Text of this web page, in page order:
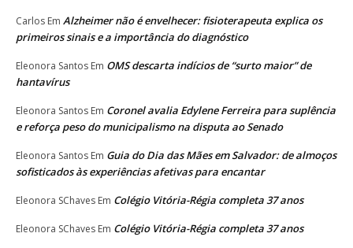
Carlos Em Alzheimer não é envelhecer: fisioterapeuta explica os
primeiros sinais e a importância do diagnóstico
Eleonora Santos Em OMS descarta indícios de “surto maior” de
hantavírus
Eleonora Santos Em Coronel avalia Edylene Ferreira para suplência
e reforça peso do municipalismo na disputa ao Senado
Eleonora Santos Em Guia do Dia das Mães em Salvador: de almoços
sofisticados às experiências afetivas para encantar
Eleonora SChaves Em Colégio Vitória-Régia completa 37 anos
Eleonora SChaves Em Colégio Vitória-Régia completa 37 anos